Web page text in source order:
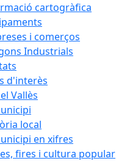
cartogràfica
i comerços
Industrials
d'interès
Vallès
local
en xifres
fires i cultura popular